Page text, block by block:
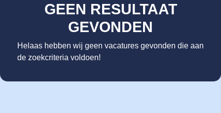
GEEN RESULTAAT
GEVONDEN
Helaas hebben wij geen vacatures gevonden die aan
de zoekcriteria voldoen!